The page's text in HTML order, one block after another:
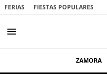
FERIAS FIESTAS POPULARES
menu
ZAMORA